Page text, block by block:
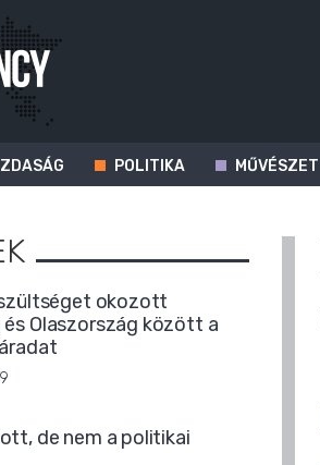
POLITIKA MŰVÉSZET
okozott
Olaszország között a
de nem a politikai